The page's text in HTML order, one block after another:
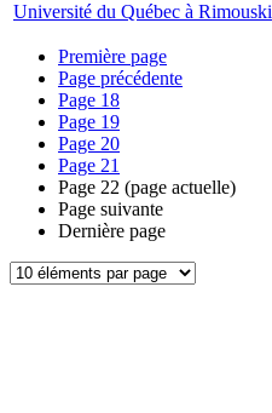
Université du Québec à Rimouski
Première page
Page précédente
Page 18
Page 19
Page 20
Page 21
Page 22 (page actuelle)
Page suivante
Dernière page